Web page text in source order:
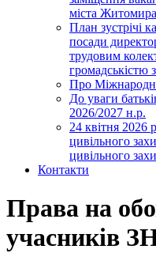
міста Житомира
План зустрічі
посади
трудовим
громадськістю
Про
До уваги
2026/2027 н.р.
24 квітня 2026
цивільного
цивільного
Контакти
Права на
учасників